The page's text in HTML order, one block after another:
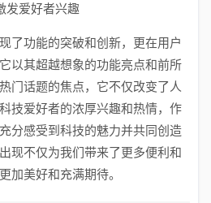
发爱好者兴趣
了功能的突破和创新，更在用户
以其超越想象的功能亮点和前所
门话题的焦点，它不仅改变了人
技爱好者的浓厚兴趣和热情，作
分感受到科技的魅力并共同创造
现不仅为我们带来了更多便利和
加美好和充满期待。